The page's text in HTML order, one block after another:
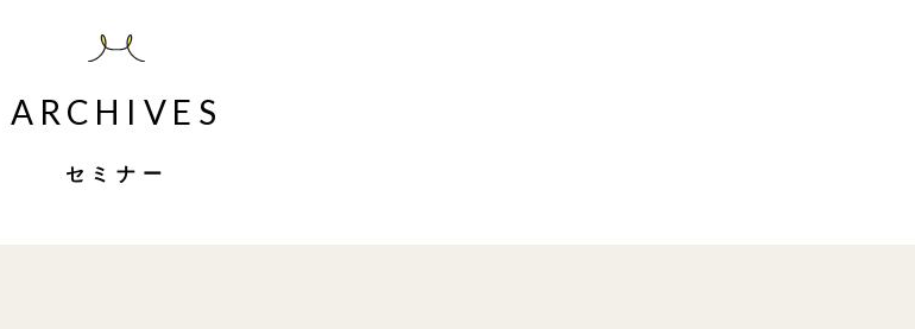
ARCHIVES
セミナー